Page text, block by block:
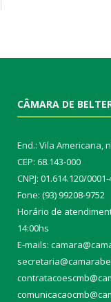
CÂMARA DE
End.: Vila Americana,
CEP: 68.143-000
CNPJ: 01.614.120/0001-
Fone: (93) 99208-9752
Horário de
14:00hs
E-mails: